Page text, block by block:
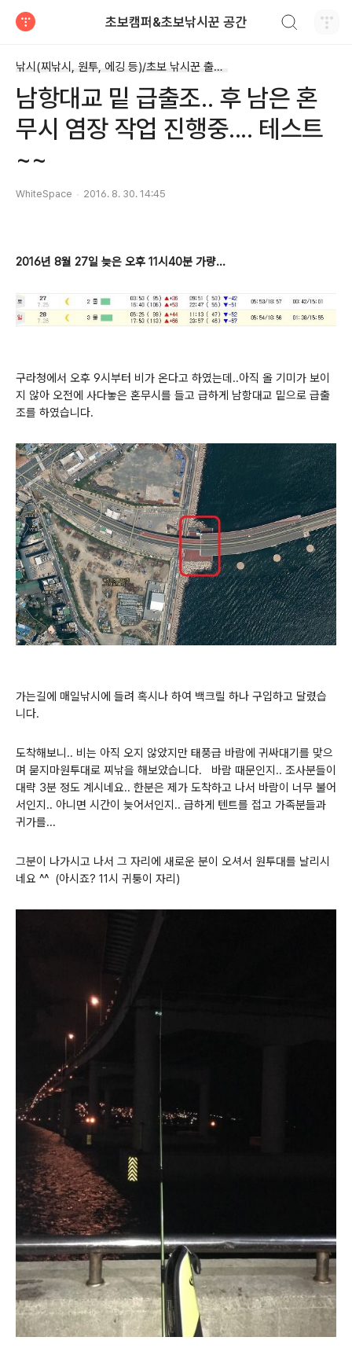
초보캠퍼&초보낚시꾼 공간
낚시(찌낚시, 원투, 에깅 등)/초보 낚시꾼 출조기
남항대교 밑 급출조.. 후 남은 혼
무시 염장 작업 진행중.... 테스트
~~
WhiteSpace 2016. 8. 30. 14:45
2016년 8월 27일 늦은 오후 11시40분 가량...
구라청에서 오후 9시부터 비가 온다고 하였는데..아직 올 기미가 보이
지 않아 오전에 사다놓은 혼무시를 들고 급하게 남항대교 밑으로 급출
조를 하였습니다.
가는길에 매일낚시에 들려 혹시나 하여 백크릴 하나 구입하고 달렸습
니다.
도착해보니.. 비는 아직 오지 않았지만 태풍급 바람에 귀싸대기를 맞으
며 묻지마원투대로 찌낚을 해보았습니다. 바람 때문인지.. 조사분들이
대략 3분 정도 계시네요.. 한분은 제가 도착하고 나서 바람이 너무 불어
서인지.. 아니면 시간이 늦어서인지.. 급하게 텐트를 접고 가족분들과
귀가를...
그분이 나가시고 나서 그 자리에 새로운 분이 오셔서 원투대를 날리시
네요 ^^ (아시죠? 11시 귀퉁이 자리)